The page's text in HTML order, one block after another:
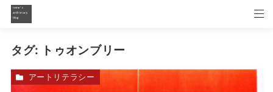
タグ: トゥオンブリー
アートリテラシー